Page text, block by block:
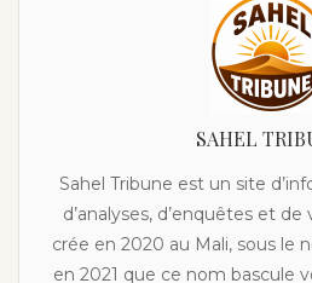
SAHEL
Sahel Tribune est un site
d’analyses, d’enquêtes et
crée en 2020 au Mali, sous le
en 2021 que ce nom bascule